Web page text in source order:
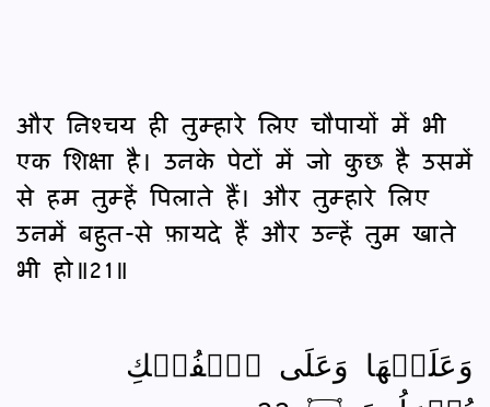
और निश्‍चय ही तुम्हारे लिए चौपायों में भी
एक शिक्षा है। उनके पेटों में जो कुछ है उसमें
से हम तुम्हें पिलाते हैं। और तुम्हारे लिए
उनमें बहुत-से फ़ायदे हैं और उन्हें तुम खाते
भी हो॥21॥
وَعَلَيۡهَا وَعَلَى ٱلۡفُلۡكِ